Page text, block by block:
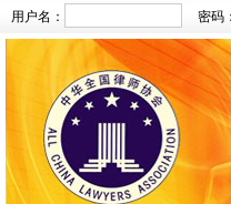
用户名： 密码：